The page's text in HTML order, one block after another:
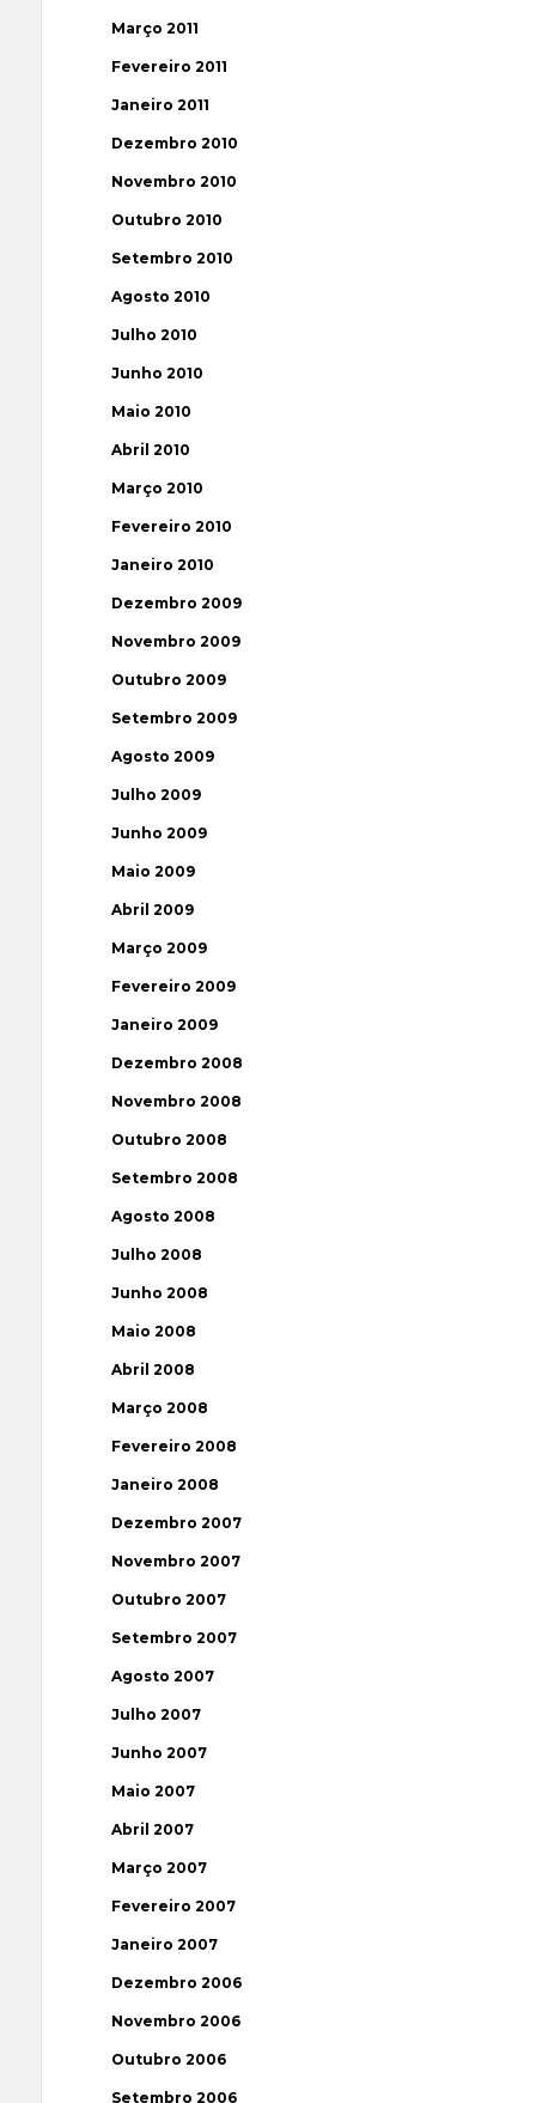
Março 2011
Fevereiro 2011
Janeiro 2011
Dezembro 2010
Novembro 2010
Outubro 2010
Setembro 2010
Agosto 2010
Julho 2010
Junho 2010
Maio 2010
Abril 2010
Março 2010
Fevereiro 2010
Janeiro 2010
Dezembro 2009
Novembro 2009
Outubro 2009
Setembro 2009
Agosto 2009
Julho 2009
Junho 2009
Maio 2009
Abril 2009
Março 2009
Fevereiro 2009
Janeiro 2009
Dezembro 2008
Novembro 2008
Outubro 2008
Setembro 2008
Agosto 2008
Julho 2008
Junho 2008
Maio 2008
Abril 2008
Março 2008
Fevereiro 2008
Janeiro 2008
Dezembro 2007
Novembro 2007
Outubro 2007
Setembro 2007
Agosto 2007
Julho 2007
Junho 2007
Maio 2007
Abril 2007
Março 2007
Fevereiro 2007
Janeiro 2007
Dezembro 2006
Novembro 2006
Outubro 2006
Setembro 2006